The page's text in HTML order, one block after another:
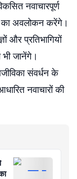
नवाचारपूर्ण
का अवलोकन करेंगे।
और प्रतिभागियों
जानेंगे।
संवर्धन के
नवाचारों की